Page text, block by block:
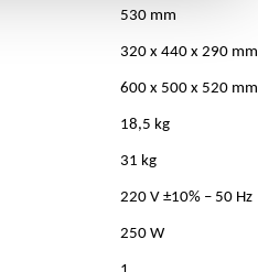
530 mm
320 x 440 x 290 mm
600 x 500 x 520 mm
18,5 kg
31 kg
220 V ±10% – 50 Hz
250 W